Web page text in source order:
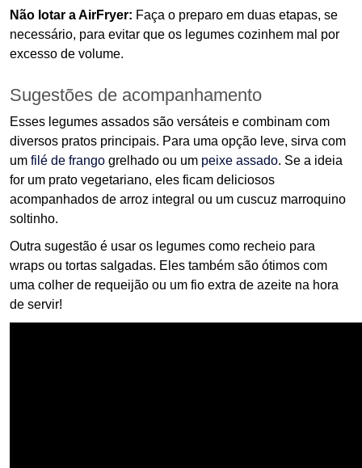
Não lotar a AirFryer: Faça o preparo em duas etapas, se
necessário, para evitar que os legumes cozinhem mal por
excesso de volume.
Sugestões de acompanhamento
Esses legumes assados são versáteis e combinam com
diversos pratos principais. Para uma opção leve, sirva com
um filé de frango grelhado ou um peixe assado. Se a ideia
for um prato vegetariano, eles ficam deliciosos
acompanhados de arroz integral ou um cuscuz marroquino
soltinho.
Outra sugestão é usar os legumes como recheio para
wraps ou tortas salgadas. Eles também são ótimos com
uma colher de requeijão ou um fio extra de azeite na hora
de servir!